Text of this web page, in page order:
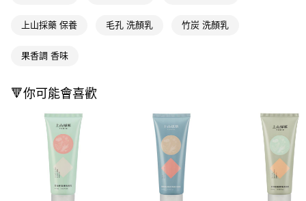
【關於「AFTEE先享後付」】
１．簡單：不需註冊會員、不需綁卡、不需儲值。
１．於結帳方式選擇「AFTEE先享後付」後，將跳轉至「AFTEE先享後付」
結帳頁面，進行簡訊認證並確認金額後，即可完成結帳。
２．訂單成立數日內，您將收到繳費通知簡訊。
３．收到繳費通知簡訊後14天內，點擊此簡訊中的連結，可透過四大超商／
ATM／網路銀行／等多元方式進行付款，方視為交易完成。
※ 請注意：結帳手續完成當下不需立刻繳費，但若您需要取消訂單，請聯絡
購買商品的店家。未經商家同意取消之訂單仍視為有效，需透過AFTEE先享
即享券
全家取貨付款
付款後全家取貨
每筆NT$65，滿NT$390(含以上)免運費
萊爾富取貨付款
每筆NT$65，滿NT$490(含以上)免運費
上山採藥 保養 毛孔 洗顏乳 竹炭 洗顏乳
果香調 香味
🔻你可能會喜歡